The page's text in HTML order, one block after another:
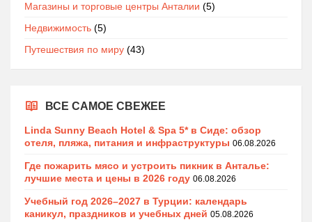
Магазины и торговые центры Анталии (5)
Недвижимость (5)
Путешествия по миру (43)
ВСЕ САМОЕ СВЕЖЕЕ
Linda Sunny Beach Hotel & Spa 5* в Сиде: обзор
отеля, пляжа, питания и инфраструктуры 06.08.2026
Где пожарить мясо и устроить пикник в Анталье:
лучшие места и цены в 2026 году 06.08.2026
Учебный год 2026–2027 в Турции: календарь
каникул, праздников и учебных дней 05.08.2026